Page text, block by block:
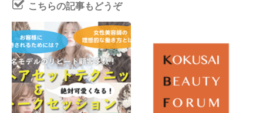
こちらの記事もどうぞ